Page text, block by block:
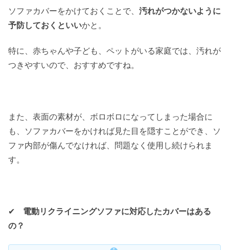
ソファカバーをかけておくことで、 汚れがつかないように
予防しておくといいかと。
特に、赤ちゃんや子ども、ペットがいる家庭では、汚れが
つきやすいので、おすすめですね。
また、表面の素材が、ボロボロになってしまった場合に
も、ソファカバーをかければ見た目を隠すことができ、ソ
ファ内部が傷んでなければ、問題なく使用し続けられま
す。
✔︎ 電動リクライニングソファに対応したカバーはある
の？